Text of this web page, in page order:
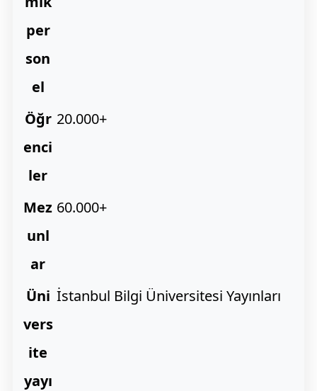
per
son
el
Öğr
enci
ler
20.000+
Mez
unl
ar
60.000+
Üni
vers
ite
yayı
İstanbul Bilgi Üniversitesi Yayınları